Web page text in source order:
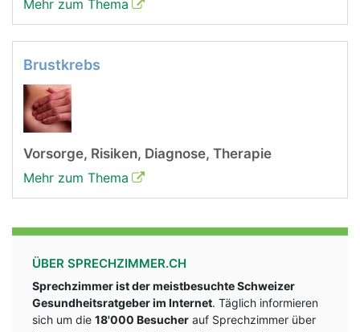
Mehr zum Thema
Brustkrebs
Vorsorge, Risiken, Diagnose, Therapie
Mehr zum Thema
ÜBER SPRECHZIMMER.CH
Sprechzimmer ist der meistbesuchte Schweizer
Gesundheitsratgeber im Internet. Täglich informieren
sich um die 18'000 Besucher auf Sprechzimmer über